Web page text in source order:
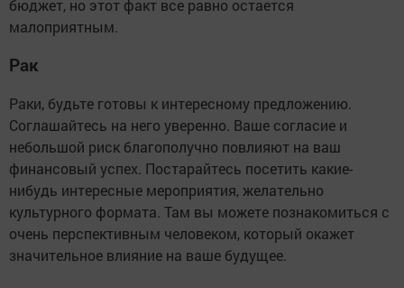
бюджет, но этот факт все равно остается
малоприятным.
Рак
Раки, будьте готовы к интересному предложению.
Соглашайтесь на него уверенно. Ваше согласие и
небольшой риск благополучно повлияют на ваш
финансовый успех. Постарайтесь посетить какие-
нибудь интересные мероприятия, желательно
культурного формата. Там вы можете познакомиться с
очень перспективным человеком, который окажет
значительное влияние на ваше будущее.